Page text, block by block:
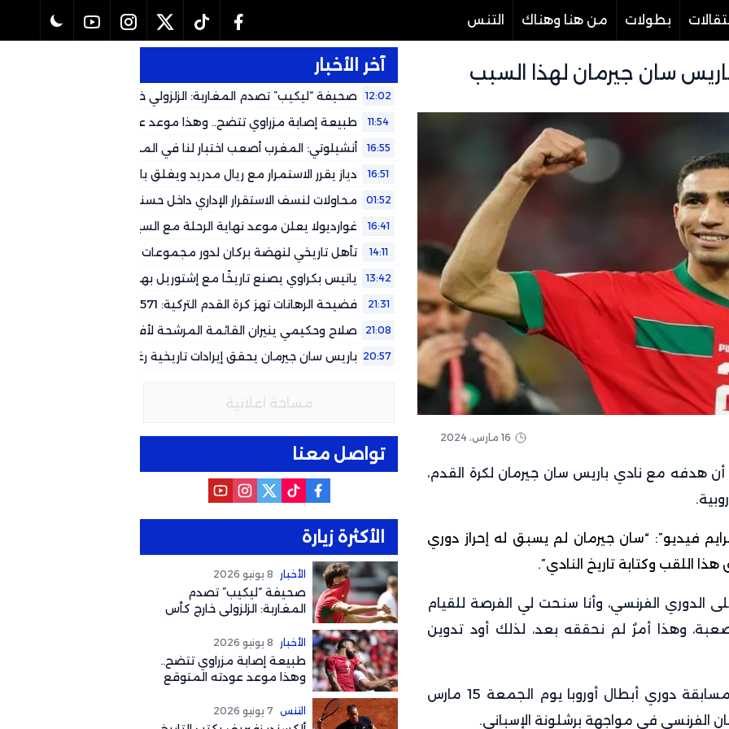
بطولات من هنا وهناك التنس
سان جيرمان لهذا السبب
16 مارس، 2024
هدفه مع نادي باريس سان جيرمان لكرة القدم،
فيديو”: “سان جيرمان لم يسبق له إحراز دوري
هذا اللقب وكتابة تاريخ النادي”.
الدوري الفرنسي، وأنا سنحت لي الفرصة للقيام
وهذا أمرٌ لم نحققه بعد، لذلك أود تدوين
وأجريت قرعة دور ربع النهائي من مسابقة دوري أبطال أوروبا يوم الجمعة 15 مارس
آخر الأخبار
12:02
صحيفة “ليكيب” تصدم المغاربة: الزلزولي خارج كأس العالم رسمياً
لهذا التوقيت
11:54 طبيعة إصابة مزراوي تتضح.. وهذا موعد عودته المتوقع لكأس العالم
16:55 أنشيلوتي: المغرب أصعب اختبار لنا في المجموعة وشباكه حصينة
16:51 دياز يقرر الاستمرار مع ريال مدريد ويغلق باب العودة إلى الكالتشيو
01:52
محاولات لنسف الاستقرار الإداري داخل حسنية أكادير.. جهات سياسية
وتستعمل بعض الجماهير لتصفية الحسابات
16:41 غوارديولا يعلن موعد نهاية الرحلة مع السيتي
14:11
تأهل تاريخي لنهضة بركان لدور مجموعات الأبطال الأفريقي على
طرابلس
13:42 يانيس بكراوي يصنع تاريخًا مع إشتوريل بهاتريك في شباك ريو آفي
21:31 فضيحة الرهانات تهز كرة القدم التركية: 571 حكماً تحت التحقيق
21:08 صلاح وحكيمي ينيران القائمة المرشحة لأفضل فريق في العالم
20:57 باريس سان جيرمان يحقق إيرادات تاريخية رغم التحديات المالية
مساحة اعلانية
تواصل معنا
الأكثرة زيارة
الأخبار 8 يونيو 2026
صحيفة “ليكيب” تصدم
المغاربة: الزلزولي خارج كأس
لهذا التوقيت
الأخبار 8 يونيو 2026
طبيعة إصابة مزراوي تتضح..
وهذا موعد عودته المتوقع
التنس 7 يونيو 2026